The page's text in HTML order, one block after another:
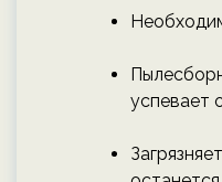
успевает